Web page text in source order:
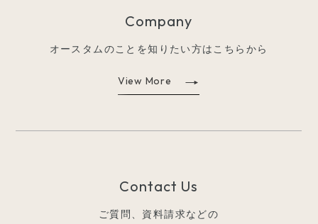
Company
オースタムのことを知りたい方はこちらから
View More
Contact Us
ご質問、資料請求などの